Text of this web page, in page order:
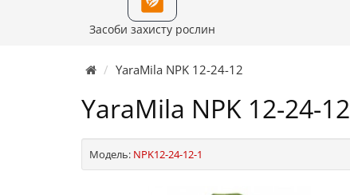
Засоби захисту рослин
YaraMila NPK 12-24-12
YaraMila NPK 12-24-12
Модель: NPK12-24-12-1